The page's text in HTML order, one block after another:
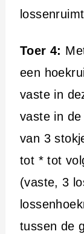
Toer 4:
een
vaste in
vaste in
van 3
tot * tot
(vaste, 3
tussen de